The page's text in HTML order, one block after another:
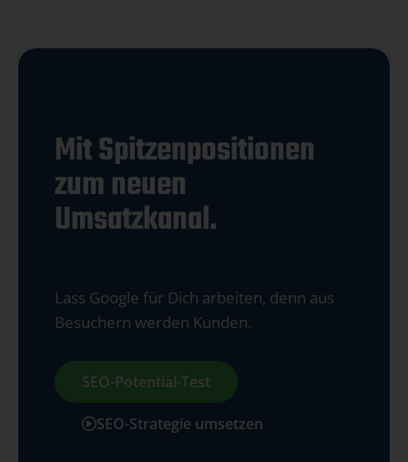
Mit Spitzenpositionen
zum neuen
Umsatzkanal.
Lass Google für Dich arbeiten, denn aus
Besuchern werden Kunden.
SEO-Potential-Test
SEO-Strategie umsetzen